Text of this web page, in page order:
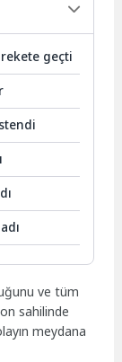
geçti
ve tüm
sahilinde
meydana